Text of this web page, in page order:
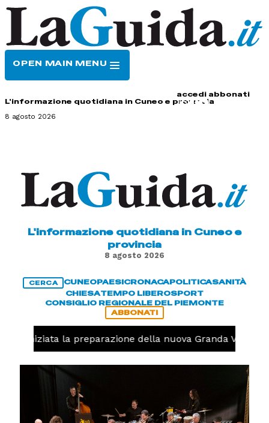
OPEN MAIN MENU
accedi abbonati
L'informazione quotidiana in Cuneo e provincia
8 agosto 2026
L'informazione quotidiana in Cuneo e
provincia
8 agosto 2026
CERCA CUNEOPAESICRONACAPOLITICASANITÀ
CHIESATEMPO LIBEROSPORT
CONSIGLIO REGIONALE DEL PIEMONTE
ABBONATI
iniziata la preparazione della nuova Granda Volley